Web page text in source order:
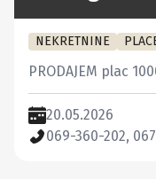
NEKRETNINE
PRODAJEM plac
20.05.2026
069-360-202,